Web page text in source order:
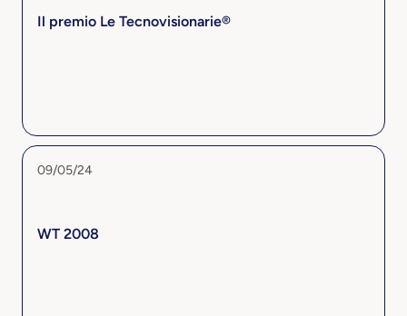
Il premio Le Tecnovisionarie®
09/05/24
WT 2008